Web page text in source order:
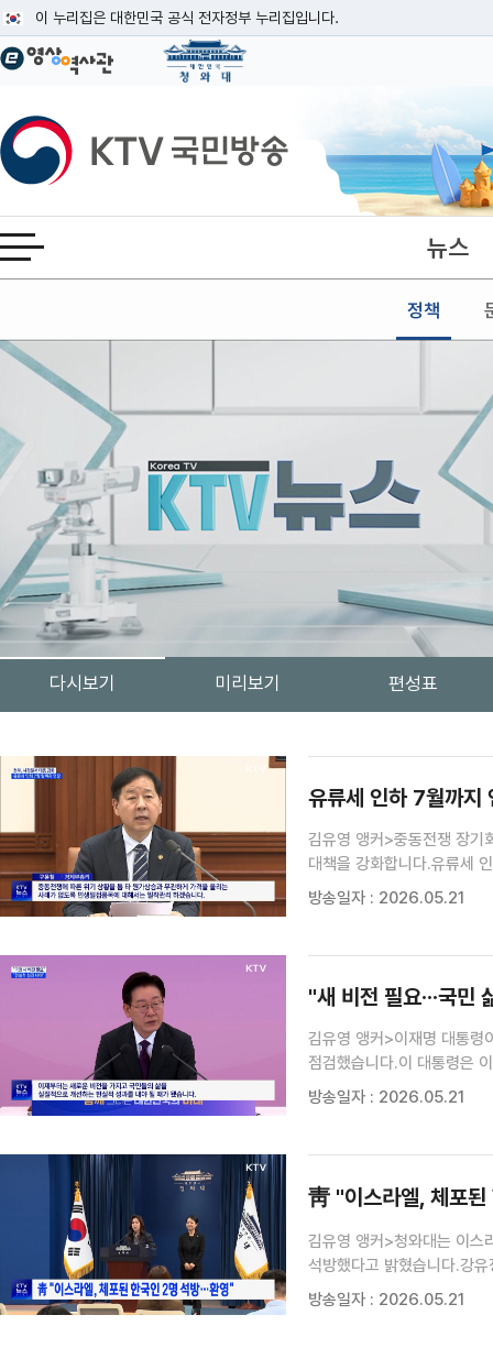
이 누리집은 대한민국 공식 전자정부 누리집입니다.
공식 누리집 주소 확인하기
이밖에 or.kr 또는 .kr등 다른 도메인 주소를 사용하고 있다면 아래 URL에서
운영중인 공식 누리집보기
KTV국민방송
전체메뉴 열기 뉴스
정책
본문
다시보기 미리보기 편성표
유류세 인하 7월까지
김유영 앵커>중동전쟁 장기
대책을 강화합니다.유류세
과징금과 처벌도 대폭 강화
방송일자 : 2026.05.21
"새 비전 필요···국민
김유영 앵커>이재명 대통령
점검했습니다.이 대통령은
성과를 내야한다고 강조했
방송일자 : 2026.05.21
靑 "이스라엘, 체포된
김유영 앵커>청와대는 이스
석방했다고 밝혔습니다.강
강한 유감을 표하지만, 이번
방송일자 : 2026.05.21
검색 조건
검색어 입력
검색